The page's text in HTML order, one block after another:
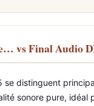
vs Final Audio
distinguent
sonore pure,